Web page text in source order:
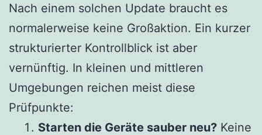
Nach einem solchen Update braucht es
normalerweise keine Großaktion. Ein kurzer
strukturierter Kontrollblick ist aber
vernünftig. In kleinen und mittleren
Umgebungen reichen meist diese
Prüfpunkte:
Starten die Geräte sauber neu? Keine